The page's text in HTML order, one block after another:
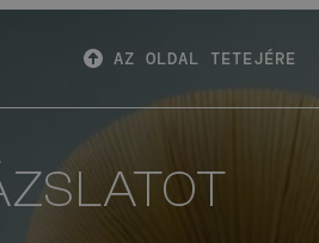
AZ OLDAL TETEJÉRE